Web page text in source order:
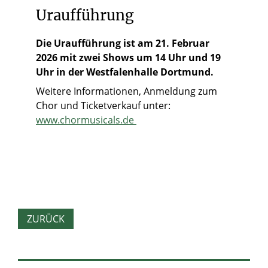
Uraufführung
Die Uraufführung ist am 21. Februar
2026 mit zwei Shows um 14 Uhr und 19
Uhr in der Westfalenhalle Dortmund.
Weitere Informationen, Anmeldung zum
Chor und Ticketverkauf unter:
www.chormusicals.de
ZURÜCK